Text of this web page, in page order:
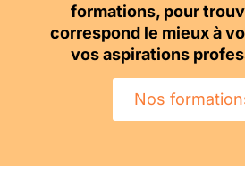
formations, pour
correspond le mieux à
vos aspirations
Nos